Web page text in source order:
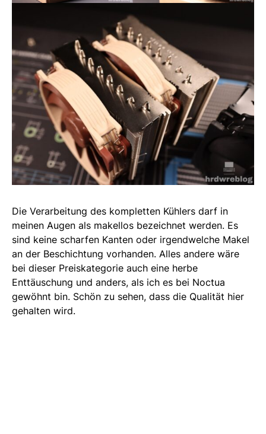
Die Verarbeitung des kompletten Kühlers darf in
meinen Augen als makellos bezeichnet werden. Es
sind keine scharfen Kanten oder irgendwelche Makel
an der Beschichtung vorhanden. Alles andere wäre
bei dieser Preiskategorie auch eine herbe
Enttäuschung und anders, als ich es bei Noctua
gewöhnt bin. Schön zu sehen, dass die Qualität hier
gehalten wird.